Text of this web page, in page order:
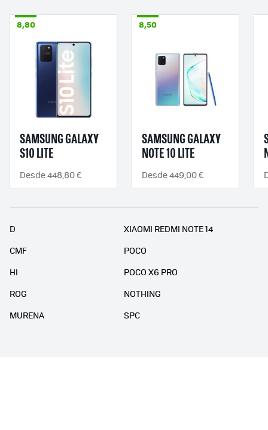
8,80
SAMSUNG GALAXY
S10 LITE
Desde 448,80 €
8,50
SAMSUNG GALAXY
NOTE 10 LITE
Desde 449,00 €
D
XIAOMI REDMI NOTE 14
CMF
POCO
HI
POCO X6 PRO
ROG
NOTHING
MURENA
SPC